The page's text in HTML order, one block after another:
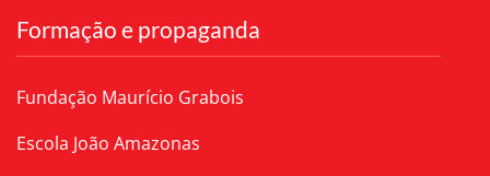
Formação e propaganda
Fundação Maurício Grabois
Escola João Amazonas